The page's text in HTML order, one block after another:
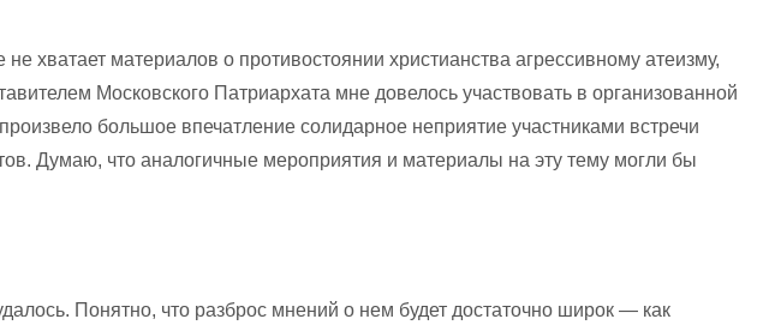
хватает материалов о противостоянии христианства агрессивному атеизму,
Московского Патриархата мне довелось участвовать в организованной
большое впечатление солидарное неприятие участниками встречи
Думаю, что аналогичные мероприятия и материалы на эту тему могли бы
Понятно, что разброс мнений о нем будет достаточно широк — как